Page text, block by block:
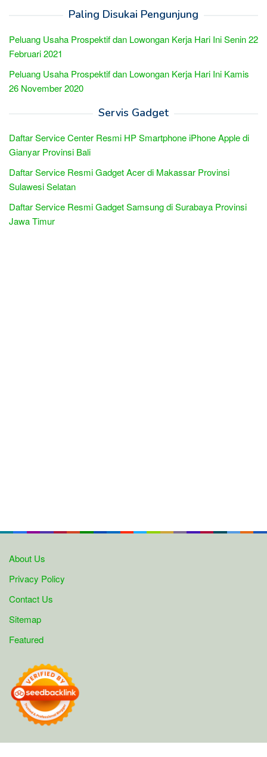
Paling Disukai Pengunjung
Peluang Usaha Prospektif dan Lowongan Kerja Hari Ini Senin 22
Februari 2021
Peluang Usaha Prospektif dan Lowongan Kerja Hari Ini Kamis
26 November 2020
Servis Gadget
Daftar Service Center Resmi HP Smartphone iPhone Apple di
Gianyar Provinsi Bali
Daftar Service Resmi Gadget Acer di Makassar Provinsi
Sulawesi Selatan
Daftar Service Resmi Gadget Samsung di Surabaya Provinsi
Jawa Timur
About Us
Privacy Policy
Contact Us
Sitemap
Featured